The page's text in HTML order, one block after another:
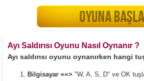
Ayı Saldırısı Oyunu Nasıl Oynanır ?
Ayı saldırısı oyunu oynanırken hangi
Bilgisayar ==> "W, A, S, D" ve OK